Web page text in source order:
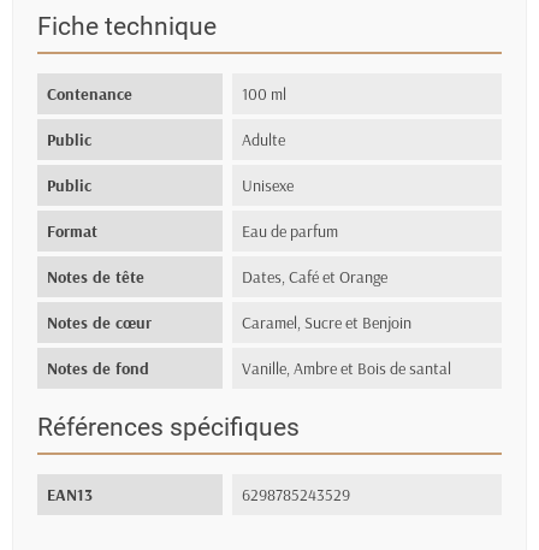
Fiche technique
Contenance 100 ml
Public Adulte
Public Unisexe
Format Eau de parfum
Notes de tête Dates, Café et Orange
Notes de cœur Caramel, Sucre et Benjoin
Notes de fond Vanille, Ambre et Bois de santal
Références spécifiques
EAN13 6298785243529